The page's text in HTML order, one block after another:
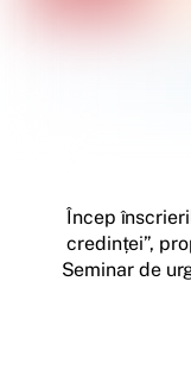
Încep
credinței”,
Seminar de